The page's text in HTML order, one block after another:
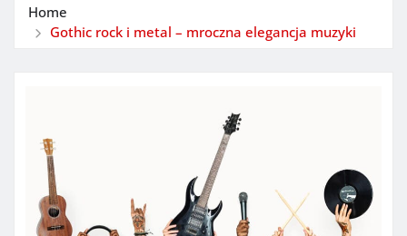
Home
Gothic rock i metal – mroczna elegancja muzyki